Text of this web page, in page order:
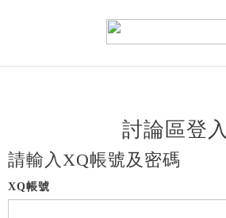
討論區登入
請輸入XQ帳號及密碼
XQ帳號